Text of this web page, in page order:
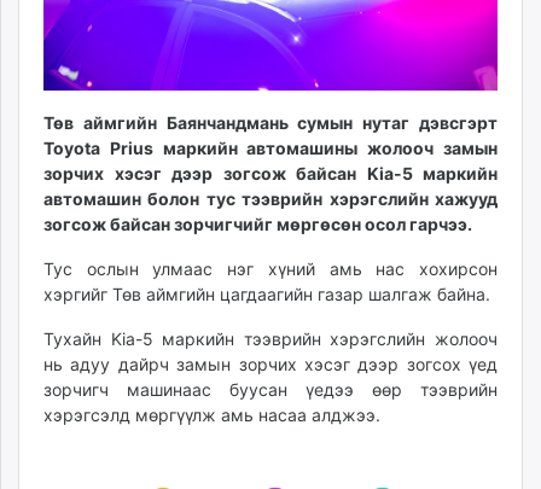
shuud.mn
eagle.mn
ergelt.mn
today.mn
zuv.mn
mminfo.mn
ugluu.mn
unen.mn
shudarga.mn
shuurhai.mn
unuudur.mn
Төв аймгийн Баянчандмань сумын нутаг дэвсгэрт
Toyota Prius маркийн автомашины жолооч замын
зорчих хэсэг дээр зогсож байсан Kia-5 маркийн
автомашин болон тус тээврийн хэрэгслийн хажууд
зогсож байсан зорчигчийг мөргөсөн осол гарчээ.
Тус ослын улмаас нэг хүний амь нас хохирсон
хэргийг Төв аймгийн цагдаагийн газар шалгаж байна.
Тухайн Kia-5 маркийн тээврийн хэрэгслийн жолооч
нь адуу дайрч замын зорчих хэсэг дээр зогсох үед
зорчигч машинаас буусан үедээ өөр тээврийн
хэрэгсэлд мөргүүлж амь насаа алджээ.